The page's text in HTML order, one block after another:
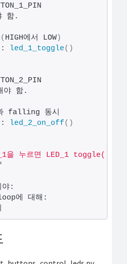
야 함.
:
(HIGH에서 LOW)
led_1_toggle()
야 함.
:
과 falling 동시
led_2_on_off()
면
을 누르면 LED_1 toggle(),
야:
에 대해: